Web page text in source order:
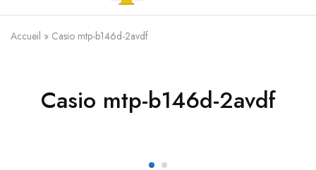
Accueil » Casio mtp-b146d-2avdf
Casio mtp-b146d-2avdf